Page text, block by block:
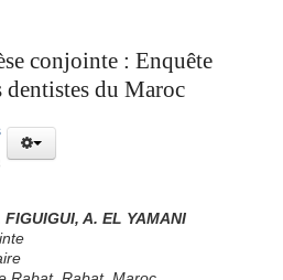
conjointe : Enquête
dentistes du Maroc
A. EL YAMANI